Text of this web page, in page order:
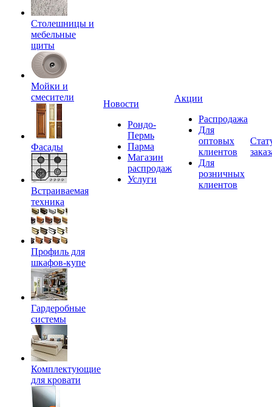
Столешницы и
мебельные
щиты
Мойки и
смесители
Фасады
Встраиваемая
техника
Профиль для
шкафов-купе
Гардеробные
системы
Комплектующие
для кровати
Новости
Рондо-
Пермь
Парма
Магазин
распродаж
Услуги
Акции
Распродажа
Для
оптовых
клиентов
Для
розничных
клиентов